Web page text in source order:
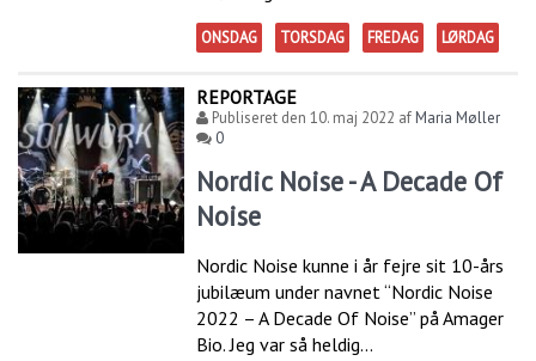
ONSDAG TORSDAG FREDAG LØRDAG
REPORTAGE
Publiseret den10. maj 2022 afMaria Møller
0
Nordic Noise - A Decade Of
Noise
Nordic Noise kunne i år fejre sit 10-års
jubilæum under navnet “Nordic Noise
2022 – A Decade Of Noise” på Amager
Bio. Jeg var så heldig...